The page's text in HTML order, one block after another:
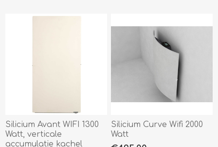
Silicium Avant WIFI 1300
Watt, verticale
accumulatie kachel
Silicium Curve Wifi 2000
Watt